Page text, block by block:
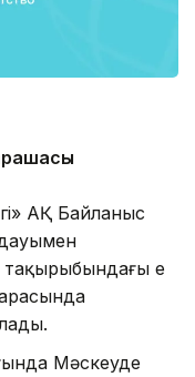
АҚ Байланыс
ең
Мәскеуде